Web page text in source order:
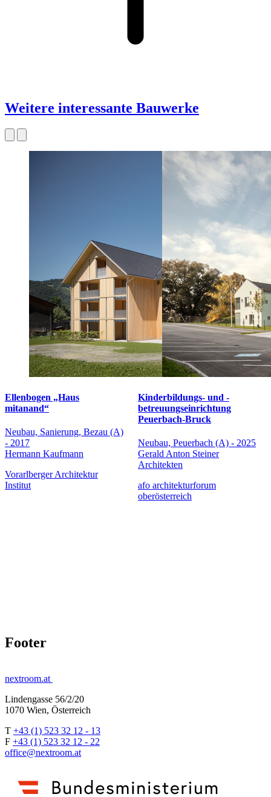
Weitere interessante Bauwerke
Ellenbogen „Haus
mitanand“
Neubau, Sanierung, Bezau (A)
- 2017
Hermann Kaufmann
Vorarlberger Architektur
Institut
Kinderbildungs- und -
betreuungseinrichtung
Peuerbach-Bruck
Neubau, Peuerbach (A) - 2025
Gerald Anton Steiner
Architekten
afo architekturforum
oberösterreich
Footer
nextroom.at
Lindengasse 56/2/20
1070 Wien, Österreich
T +43 (1) 523 32 12 - 13
F +43 (1) 523 32 12 - 22
office@nextroom.at